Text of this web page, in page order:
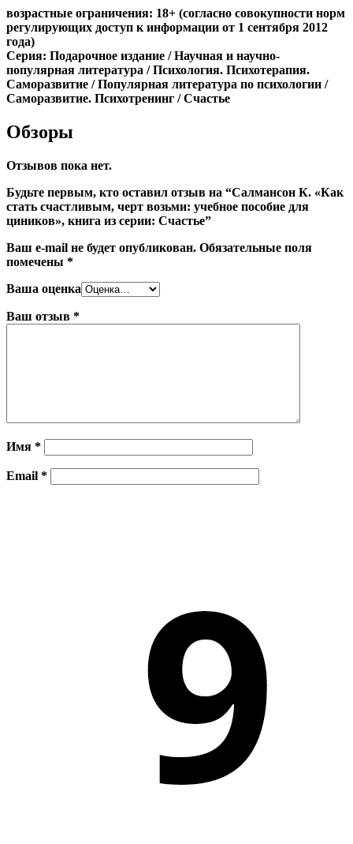
возрастные ограничения: 18+ (согласно совокупности норм
регулирующих доступ к информации от 1 сентября 2012
года)
Серия: Подарочное издание / Научная и научно-
популярная литература / Психология. Психотерапия.
Саморазвитие / Популярная литература по психологии /
Саморазвитие. Психотренинг / Счастье
Обзоры
Отзывов пока нет.
Будьте первым, кто оставил отзыв на “Салмансон К. «Как
стать счастливым, черт возьми: учебное пособие для
циников», книга из серии: Счастье”
Ваш e-mail не будет опубликован. Обязательные поля
помечены *
Ваша оценка
Ваш отзыв *
Имя *
Email *